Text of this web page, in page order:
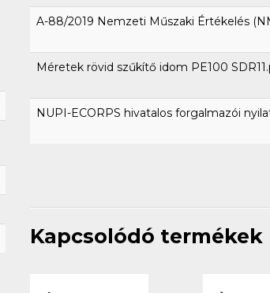
A-88/2019 Nemzeti Műszaki Értékelés
Méretek rövid szűkítő idom PE100
NUPI-ECORPS hivatalos forgalmazói
Kapcsolódó termékek